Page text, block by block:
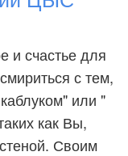
и счастье для
с тем,
или "
как Вы,
Своим